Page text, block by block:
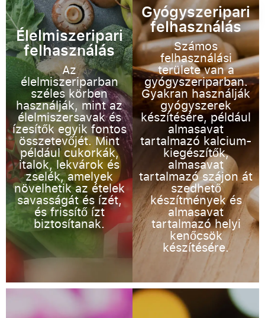
Élelmiszeripari
felhasználás
Az
élelmiszeriparban
széles körben
használják, mint az
élelmiszersavak és
ízesítők egyik fontos
összetevőjét. Mint
például cukorkák,
italok, lekvárok és
zselék, amelyek
növelhetik az ételek
savasságát és ízét,
és frissítő ízt
biztosítanak.
Gyógyszeripari
felhasználás
Számos
felhasználási
területe van a
gyógyszeriparban.
Gyakran használják
gyógyszerek
készítésére, például
almasavat
tartalmazó kalcium-
kiegészítők,
almasavat
tartalmazó szájon át
szedhető
készítmények és
almasavat
tartalmazó helyi
kenőcsök
készítésére.